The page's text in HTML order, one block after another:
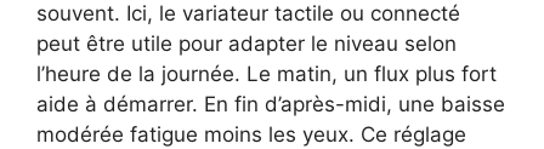
souvent. Ici, le variateur tactile ou connecté
peut être utile pour adapter le niveau selon
l’heure de la journée. Le matin, un flux plus fort
aide à démarrer. En fin d’après-midi, une baisse
modérée fatigue moins les yeux. Ce réglage